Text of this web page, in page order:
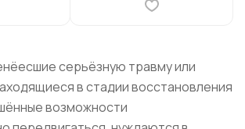
серьёзную травму или
в стадии восстановления
возможности